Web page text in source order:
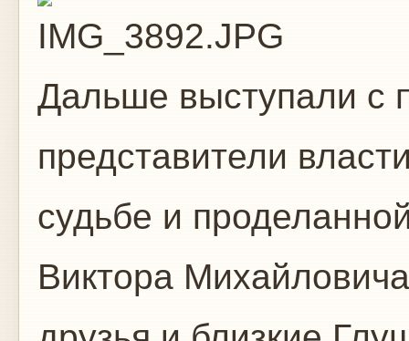
Дальше выступали с
представители
судьбе и
Виктора